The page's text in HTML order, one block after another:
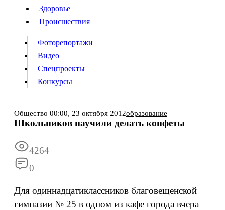
Происшествия
Видео
Конкурсы
Информация
Здоровье
Происшествия
Фоторепортажи
Видео
Спецпроекты
Конкурсы
Общество 00:00, 23 октября 2012образование
Школьников научили делать конфеты
4264
0
Для одиннадцатиклассников благовещенской
гимназии № 25 в одном из кафе города вчера